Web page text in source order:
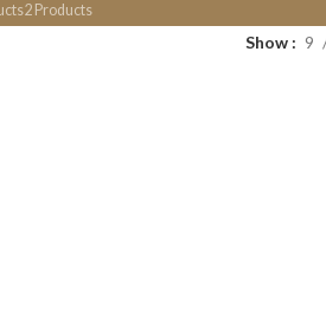
2 Products
Show 9